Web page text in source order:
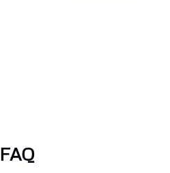
FAQ